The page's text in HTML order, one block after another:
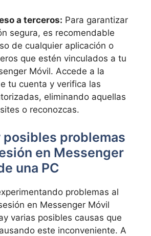
a terceros: Para⁤ garantizar
segura, es ⁣recomendable
de cualquier aplicación​ o
que ⁣estén vinculados‍ a tu
Móvil.⁣ Accede a la‌
tu cuenta y verifica las
⁣eliminando aquellas
o reconozcas.
problemas
en Messenger
una PC
problemas al
en Messenger Móvil
varias ⁢posibles causas que
este inconveniente. A